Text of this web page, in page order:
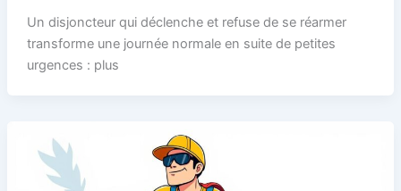
Un disjoncteur qui déclenche et refuse de se réarmer
transforme une journée normale en suite de petites
urgences : plus